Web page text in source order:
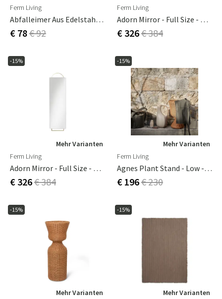
Ferm Living
Abfalleimer Aus Edelstahl Sama
€ 78€ 92
Ferm Living
Adorn Mirror - Full Size - Black
€ 326€ 384
-15%
Mehr Varianten
Ferm Living
Adorn Mirror - Full Size - Brass
€ 326€ 384
-15%
Mehr Varianten
Ferm Living
Agnes Plant Stand - Low - Natural
€ 196€ 230
-15%
Mehr Varianten
-15%
Mehr Varianten